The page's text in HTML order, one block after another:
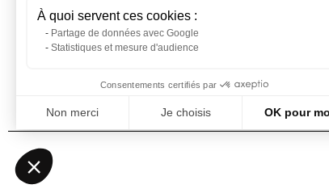
Rental Conditions
Sitemap
Frequently Asked Questions - Event
À quoi servent ces cookies :
Partage de données avec Google
Statistiques et mesure d'audience
Consentements certifiés par
Non merci Je choisis OK pour
Notre plateforme vous permet d'adapter et de gérer vos